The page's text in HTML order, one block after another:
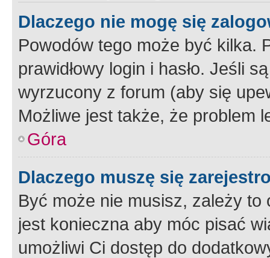
Dlaczego nie mogę się
Powodów tego może być kilka.
prawidłowy login i hasło. Jeśli
wyrzucony z forum (aby się
Możliwe jest także, że problem
Góra
Dlaczego muszę się
Być może nie musisz, zależy
jest konieczna aby móc pisać
umożliwi Ci dostęp do